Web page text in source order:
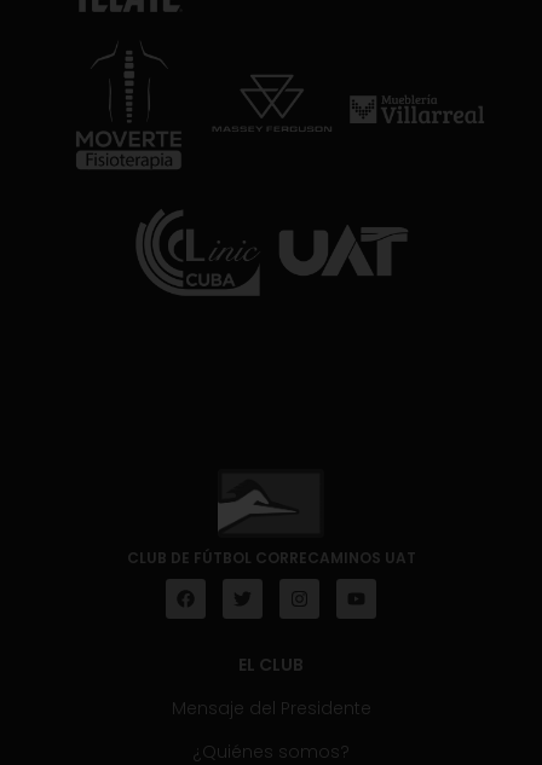
CLUB DE FÚTBOL CORRECAMINOS UAT
EL CLUB
Mensaje del Presidente
¿Quiénes somos?